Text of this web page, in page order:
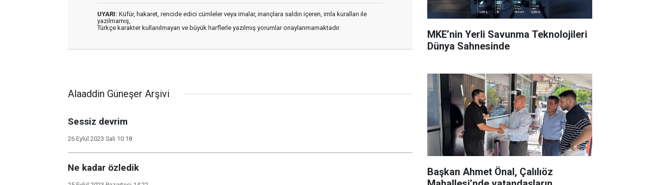
UYARI: Küfür, hakaret, rencide edici cümleler veya imalar, inançlara saldırı içeren, imla kuralları ile
yazılmamış,
Türkçe karakter kullanılmayan ve büyük harflerle yazılmış yorumlar onaylanmamaktadır.
Alaaddin Güneşer Arşivi
Sessiz devrim
26 Eylül 2023 Salı 10:18
Ne kadar özledik
MKE’nin Yerli Savunma Teknolojileri
Dünya Sahnesinde
Başkan Ahmet Önal, Çalılıöz